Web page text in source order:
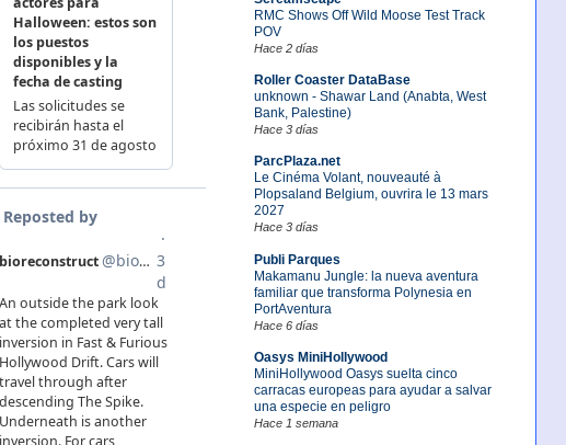
RMC Shows Off Wild Moose Test Track
POV
Hace 2 días
Roller Coaster DataBase
unknown - Shawar Land (Anabta, West
Bank, Palestine)
Hace 3 días
ParcPlaza.net
Le Cinéma Volant, nouveauté à
Plopsaland Belgium, ouvrira le 13 mars
2027
Hace 3 días
Publi Parques
Makamanu Jungle: la nueva aventura
familiar que transforma Polynesia en
PortAventura
Hace 6 días
Oasys MiniHollywood
MiniHollywood Oasys suelta cinco
carracas europeas para ayudar a salvar
una especie en peligro
Hace 1 semana